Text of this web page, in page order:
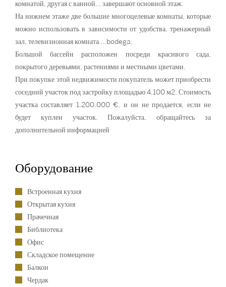
комнатой, другая с ванной… завершают основной этаж.
На нижнем этаже две большие многоцелевые комнаты, которые
можно использовать в зависимости от удобства, тренажерный
зал, телевизионная комната….bodega.
Большой бассейн расположен посреди красивого сада,
покрытого деревьями, растениями и местными цветами.
При покупке этой недвижимости покупатель может приобрести
соседний участок под застройку площадью 4.100 м2. Стоимость
участка составляет 1.200.000 €, и он не продается, если не
будет куплен участок. Пожалуйста, обращайтесь за
дополнительной информацией
Оборудование
Встроенная кухня
Открытая кухня
Прачечная
Библиотека
Офис
Складское помещение
Балкон
Чердак